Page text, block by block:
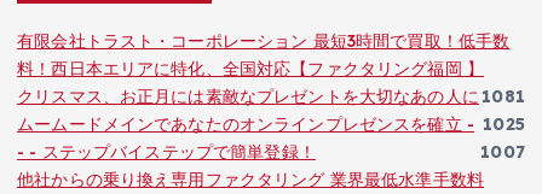
有限会社トラスト・コーポレーション 最短3時間で買取！低手数
料！西日本エリアに特化、全国対応【ファクタリング福岡 】
1081
クリスマス、お正月には素敵なプレゼントを大切なあの人に
1025
ムームードメインであなたのオンラインプレゼンスを確立 -
- - ステップバイステップで簡単登録！
1007
他社からの乗り換え専用ファクタリング 業界最低水準手数料